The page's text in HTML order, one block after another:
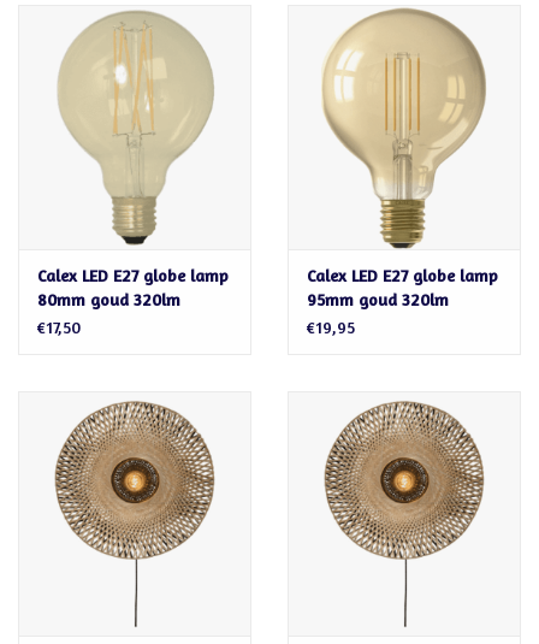
Calex LED E27 globe lamp
80mm goud 320lm
€17,50
Calex LED E27 globe lamp
95mm goud 320lm
€19,95